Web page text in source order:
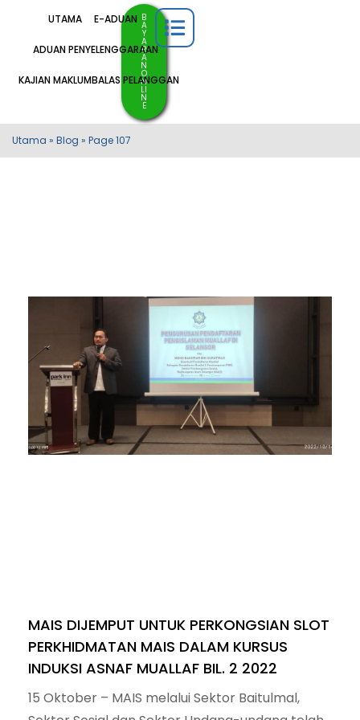
UTAMA E-ADUAN
ADUAN PENYELENGGARAAN
KAJIAN MAKLUMBALAS PELANGGAN
B
A
Y
A
R
A
N
O
N
LI
N
E
Utama » Blog » Page 107
MAIS DIJEMPUT UNTUK PERKONGSIAN SLOT
PERKHIDMATAN MAIS DALAM KURSUS
INDUKSI ASNAF MUALLAF BIL. 2 2022
15 Oktober – MAIS melalui Sektor Baitulmal,